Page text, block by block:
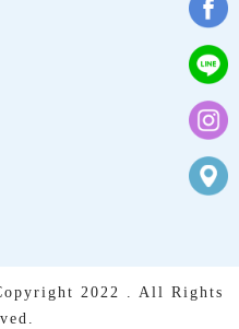
2022 . All Rights